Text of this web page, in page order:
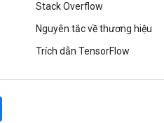
Stack Overflow
Nguyên tắc về thương hiệu
Trích dẫn TensorFlow